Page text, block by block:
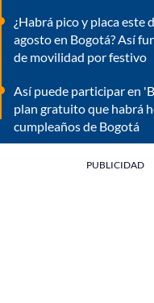
¿Habrá pico y placa este
agosto en Bogotá? Así
de movilidad por festivo
Así puede participar en
plan gratuito que habrá
cumpleaños de Bogotá
PUBLICIDAD